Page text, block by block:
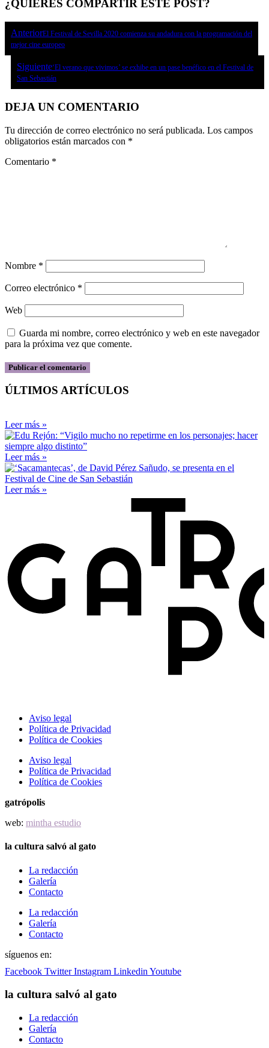
¿QUIERES COMPARTIR ESTE POST?
AnteriorEl Festival de Sevilla 2020 comienza su andadura con la programación del
mejor cine europeo
Siguiente‘El verano que vivimos’ se exhibe en un pase benéfico en el Festival de
San Sebastián
DEJA UN COMENTARIO
Tu dirección de correo electrónico no será publicada. Los campos
obligatorios están marcados con *
Comentario *
Nombre *
Correo electrónico *
Web
Guarda mi nombre, correo electrónico y web en este navegador
para la próxima vez que comente.
ÚLTIMOS ARTÍCULOS
Leer más »
Leer más »
Leer más »
Aviso legal
Política de Privacidad
Política de Cookies
Aviso legal
Política de Privacidad
Política de Cookies
gatrópolis
web: mintha estudio
la cultura salvó al gato
La redacción
Galería
Contacto
La redacción
Galería
Contacto
síguenos en:
Facebook Twitter Instagram Linkedin Youtube
la cultura salvó al gato
La redacción
Galería
Contacto